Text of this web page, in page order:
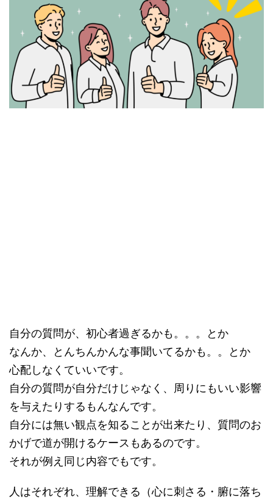
自分の質問が、初心者過ぎるかも。。。とか
なんか、とんちんかんな事聞いてるかも。。とか
心配しなくていいです。
自分の質問が自分だけじゃなく、周りにもいい影響
を与えたりするもんなんです。
自分には無い観点を知ることが出来たり、質問のお
かげで道が開けるケースもあるのです。
それが例え同じ内容でもです。
人はそれぞれ、理解できる（心に刺さる・腑に落ち